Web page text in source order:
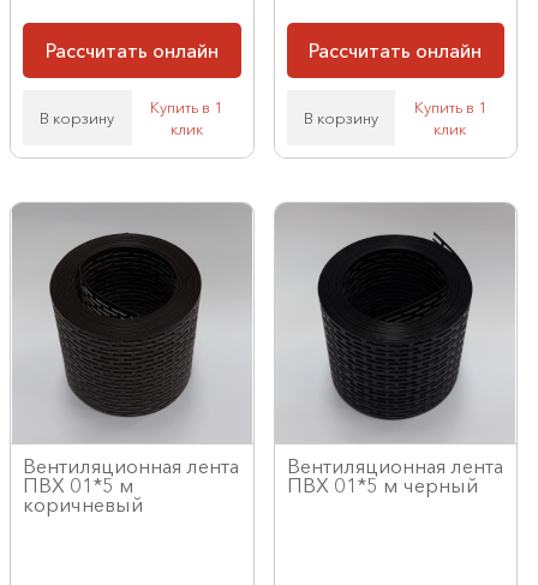
Рассчитать онлайн
В корзину
Купить в 1
клик
Рассчитать онлайн
В корзину
Купить в 1
клик
Вентиляционная лента
ПВХ 01*5 м
коричневый
Вентиляционная лента
ПВХ 01*5 м черный